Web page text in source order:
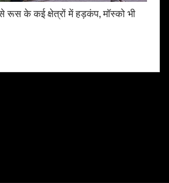
रूस के कई क्षेत्रों में हड़कंप, मॉस्को भी